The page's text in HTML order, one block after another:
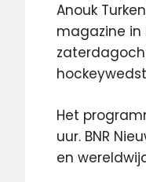
Anouk
magazine in
Het
uur. BNR
en